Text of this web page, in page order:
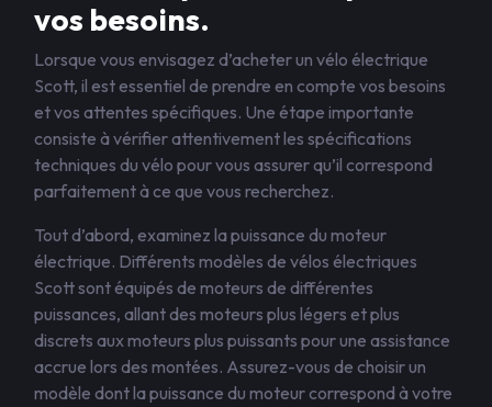
vos besoins.
Lorsque vous envisagez d’acheter un vélo électrique
Scott, il est essentiel de prendre en compte vos besoins
et vos attentes spécifiques. Une étape importante
consiste à vérifier attentivement les spécifications
techniques du vélo pour vous assurer qu’il correspond
parfaitement à ce que vous recherchez.
Tout d’abord, examinez la puissance du moteur
électrique. Différents modèles de vélos électriques
Scott sont équipés de moteurs de différentes
puissances, allant des moteurs plus légers et plus
discrets aux moteurs plus puissants pour une assistance
accrue lors des montées. Assurez-vous de choisir un
modèle dont la puissance du moteur correspond à votre